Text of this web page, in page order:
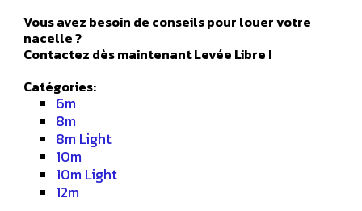
Vous avez besoin de conseils pour louer votre
nacelle ?
Contactez dès maintenant Levée Libre !
Catégories:
6m
8m
8m Light
10m
10m Light
12m